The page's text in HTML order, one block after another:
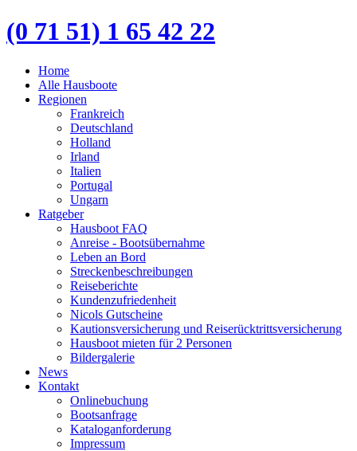
(0 71 51) 1 65 42 22
Home
Alle Hausboote
Regionen
Frankreich
Deutschland
Holland
Irland
Italien
Portugal
Ungarn
Ratgeber
Hausboot FAQ
Anreise - Bootsübernahme
Leben an Bord
Streckenbeschreibungen
Reiseberichte
Kundenzufriedenheit
Nicols Gutscheine
Kautionsversicherung und Reiserücktrittsversicherung
Hausboot mieten für 2 Personen
Bildergalerie
News
Kontakt
Onlinebuchung
Bootsanfrage
Kataloganforderung
Impressum